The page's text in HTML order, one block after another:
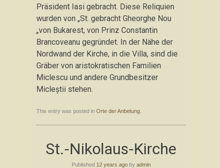
Präsident Iasi gebracht. Diese Reliquien
wurden von „St. gebracht Gheorghe Nou
„von Bukarest, von Prinz Constantin
Brancoveanu gegründet. In der Nähe der
Nordwand der Kirche, in die Villa, sind die
Gräber von aristokratischen Familien
Miclescu und andere Grundbesitzer
Micleştii stehen.
This entry was posted in Orte der Anbetung
St.-Nikolaus-Kirche
Published 12 years agoby admin